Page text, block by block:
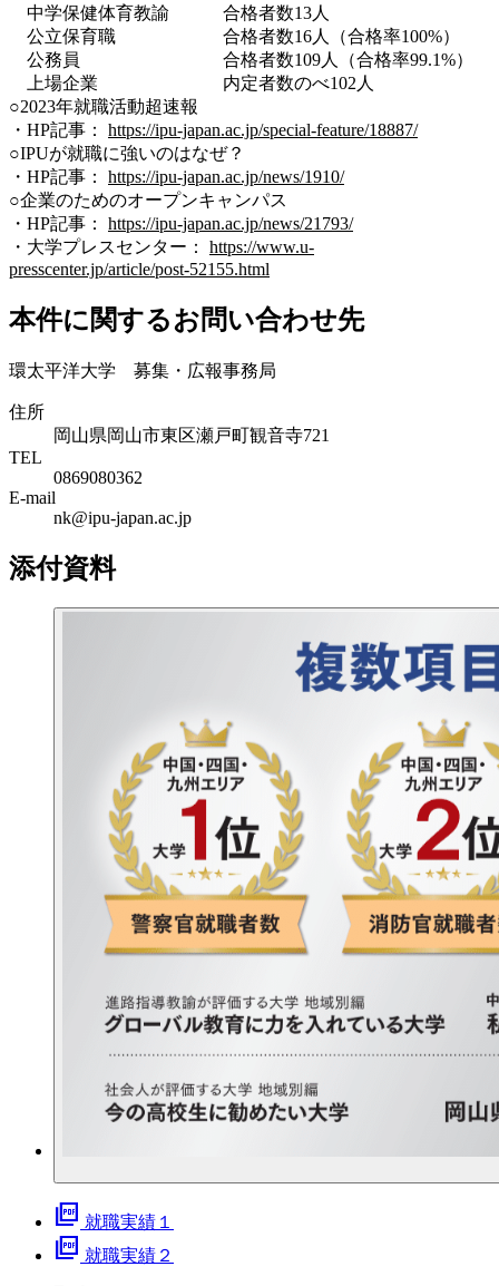
中学保健体育教諭 合格者数13人
公立保育職 合格者数16人（合格率100%）
公務員 合格者数109人（合格率99.1%）
上場企業 内定者数のべ102人
○2023年就職活動超速報
・HP記事： https://ipu-japan.ac.jp/special-feature/18887/
○IPUが就職に強いのはなぜ？
・HP記事： https://ipu-japan.ac.jp/news/1910/
○企業のためのオープンキャンパス
・HP記事： https://ipu-japan.ac.jp/news/21793/
・大学プレスセンター： https://www.u-
presscenter.jp/article/post-52155.html
本件に関するお問い合わせ先
環太平洋大学 募集・広報事務局
住所
岡山県岡山市東区瀬戸町観音寺721
TEL
0869080362
E-mail
nk@ipu-japan.ac.jp
添付資料
picture_as_pdf 就職実績１
picture_as_pdf 就職実績２